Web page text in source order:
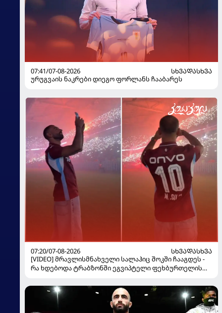
07:41/07-08-2026
ᲡᲮᲕᲐᲓᲐᲡᲮᲕᲐ
ურუგვაის ნაკრები დიეგო ფორლანს ჩააბარეს
07:20/07-08-2026
ᲡᲮᲕᲐᲓᲐᲡᲮᲕᲐ
[VIDEO] მრავლისმნახველი სალაჰიც შოკში ჩააგდეს -
რა ხდებოდა ტრაბზონში ეგვიპტელი ფეხბურთელის